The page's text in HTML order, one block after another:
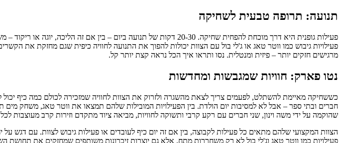
תנועה: תרופה טבעית לשחיקה
פעילות גופנית היא דרך מוכחת להפחית שחיקה. 20-30 דקות של תנועה ביום
פעילויות גיבוש כמו ווטר טאג או ג'לי בול עם הצוות יכולות להפוך את התנועה לחוויה כיפית שגם מחזקת את
מרגישים חזקים יותר – פיזית ומנטלית. נסו ותראו איך הכל נראה קצת יותר קל.
נטו פארק: חוויות שמגבשות ומחדשות
כששחיקה מאיימת להשתלט, לפעמים צריך לצאת מהשגרה ולזרוק את הצוות לחוויה שמזכירה לכולם כמה כיף
חברים ובתי ספר – אבל לא למסיבות יום הולדת. בין הפעילויות המובילות שלהם תמצאו את ווטר טאג, משחק מים
שהוקמה על ידי משה וינון, שני חברים עם רקע קרבי ותשוקה לחוויות, מביאה ציוד מתקדם וזירות קרב מעוצבות
הצוות המקצועי שלהם מתאים כל פעילות לקבוצה, בין אם זה יום כיף לעובדים או פעילות גיבוש לצוות. עם דגש
פעילויות כמו ווטר טאג וג'לי בול לא רק משחררות מתח, אלא גם יוצרות זיכרונות משותפים שמחזקים את תחושת